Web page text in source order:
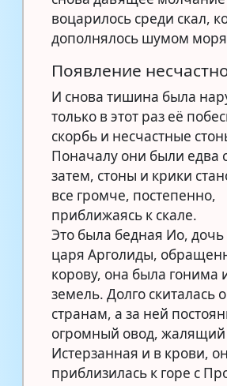
воцарилось среди скал,
дополнялось шумом
Появление
И снова тишина была
только в этот раз её
скорбь и несчастные
Поначалу они были
затем, стоны и крики
все громче, постепенно,
приближаясь к скале.
Это была бедная Ио, дочь
царя Арголиды,
корову, она была гонима
земель. Долго скиталась
странам, а за ней
огромный овод, жалящий
Истерзанная и в крови,
приблизилась к горе с